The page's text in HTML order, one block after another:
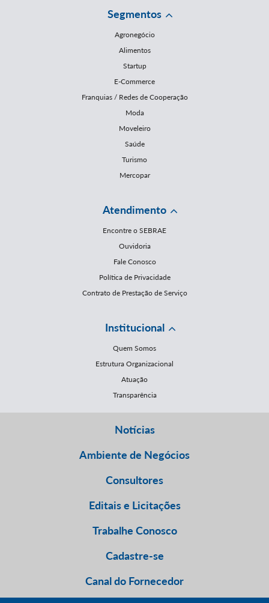
Segmentos
Agronegócio
Alimentos
Startup
E-Commerce
Franquias / Redes de Cooperação
Moda
Moveleiro
Saúde
Turismo
Mercopar
Atendimento
Encontre o SEBRAE
Ouvidoria
Fale Conosco
Política de Privacidade
Contrato de Prestação de Serviço
Institucional
Quem Somos
Estrutura Organizacional
Atuação
Transparência
Notícias
Ambiente de Negócios
Consultores
Editais e Licitações
Trabalhe Conosco
Cadastre-se
Canal do Fornecedor